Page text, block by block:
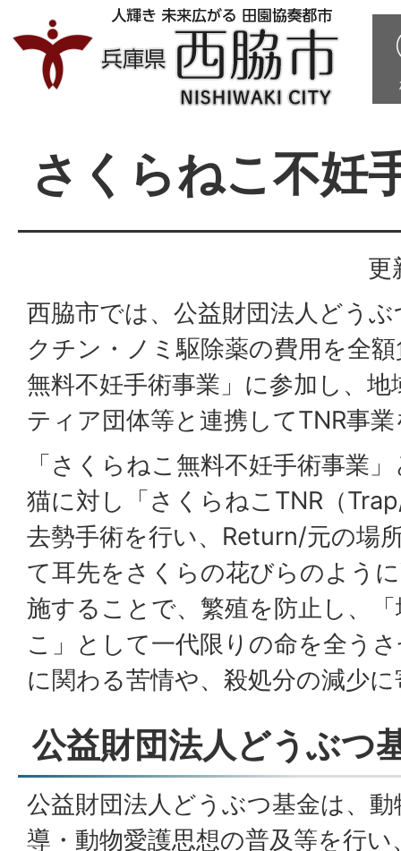
さくらねこ不妊
更
西脇市では、公益財団法人どう
クチン・ノミ駆除薬の費用を全
無料不妊手術事業」に参加し、
ティア団体等と連携してTNR事
「さくらねこ無料不妊手術事業
猫に対し「さくらねこTNR（
去勢手術を行い、Return/元の場
て耳先をさくらの花びらのよう
施することで、繁殖を防止し、
こ」として一代限りの命を全う
に関わる苦情や、殺処分の減少
公益財団法人どうぶつ
公益財団法人どうぶつ基金は、
導・動物愛護思想の普及等を行